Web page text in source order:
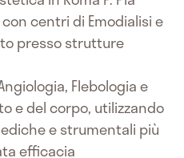
centri di Emodialisi e
presso strutture
Flebologia e
e del corpo, utilizzando
e strumentali più
efficacia